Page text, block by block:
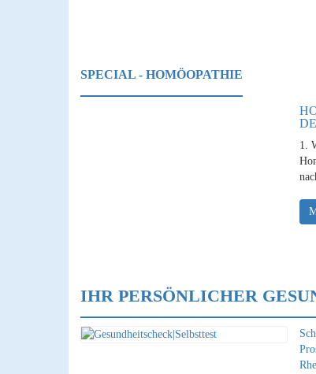
SPECIAL - HOMÖOPATHIE
1.
IHR PERSÖNLICHER